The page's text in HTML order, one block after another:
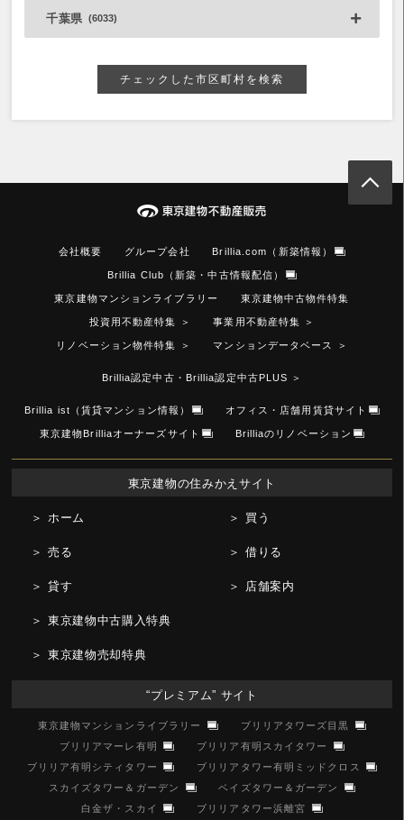
千葉県 (6033)
チェックした市区町村を検索
会社概要 グループ会社 Brillia.com（新築情報）
Brillia Club（新築・中古情報配信）
東京建物マンションライブラリー 東京建物中古物件特集
投資用不動産特集 ＞ 事業用不動産特集 ＞
リノベーション物件特集 ＞ マンションデータベース ＞
Brillia認定中古・Brillia認定中古PLUS ＞
Brillia ist（賃貸マンション情報） オフィス・店舗用賃貸サイト
東京建物Brilliaオーナーズサイト Brilliaのリノベーション
東京建物の住みかえサイト
＞ ホーム ＞ 買う
＞ 売る ＞ 借りる
＞ 貸す ＞ 店舗案内
＞ 東京建物中古購入特典
＞ 東京建物売却特典
“プレミアム” サイト
東京建物マンションライブラリー
ブリリアタワーズ目黒
ブリリアマーレ有明
ブリリア有明スカイタワー
ブリリア有明シティタワー
ブリリアタワー有明ミッドクロス
スカイズタワー＆ガーデン
ベイズタワー＆ガーデン
白金ザ・スカイ
ブリリアタワー浜離宮